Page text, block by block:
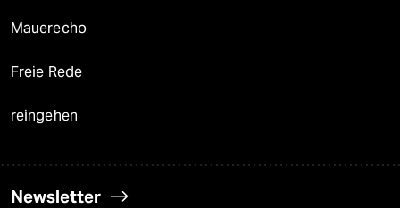
Mauerecho
Freie Rede
reingehen
Newsletter